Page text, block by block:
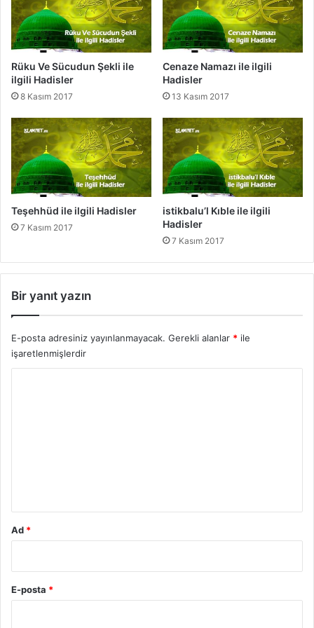
i
H
d
i
s
l
e
r
Rüku Ve Sücudun Şekli ile
ilgili Hadisler
8 Kasım 2017
Cenaze Namazı ile ilgili
Hadisler
13 Kasım 2017
Teşehhüd ile ilgili Hadisler
7 Kasım 2017
istikbalu’l Kıble ile ilgili
Hadisler
7 Kasım 2017
Bir yanıt yazın
E-posta adresiniz yayınlanmayacak. Gerekli alanlar * ile
işaretlenmişlerdir
Ad *
E-posta *